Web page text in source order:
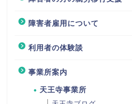
障害者雇用について
利用者の体験談
事業所案内
天王寺事業所